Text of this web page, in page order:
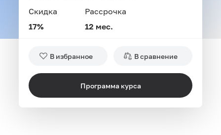
Скидка
17%
Рассрочка
12 мес.
В избранное В сравнение
Программа курса